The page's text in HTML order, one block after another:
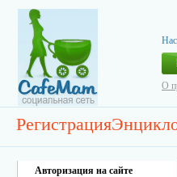
О
Регистрация
Авторизация на сайте